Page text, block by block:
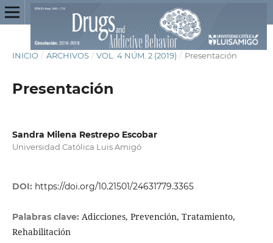
INICIO / ARCHIVOS / VOL. 4 NÚM. 2 (2019) / Presentación
Presentación
Sandra Milena Restrepo Escobar
Universidad Católica Luis Amigó
DOI: https://doi.org/10.21501/24631779.3365
Palabras clave: Adicciones, Prevención, Tratamiento,
Rehabilitación